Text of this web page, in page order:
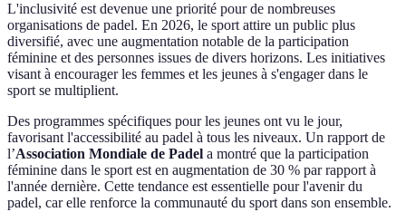
L'inclusivité est devenue une priorité pour de nombreuses
organisations de padel. En 2026, le sport attire un public plus
diversifié, avec une augmentation notable de la participation
féminine et des personnes issues de divers horizons. Les initiatives
visant à encourager les femmes et les jeunes à s'engager dans le
sport se multiplient.
Des programmes spécifiques pour les jeunes ont vu le jour,
favorisant l'accessibilité au padel à tous les niveaux. Un rapport de
l’Association Mondiale de Padel a montré que la participation
féminine dans le sport est en augmentation de 30 % par rapport à
l'année dernière. Cette tendance est essentielle pour l'avenir du
padel, car elle renforce la communauté du sport dans son ensemble.